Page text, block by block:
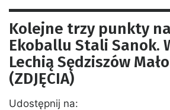
Kolejne trzy punkty
Ekoballu Stali Sanok.
Lechią Sędziszów
(ZDJĘCIA)
Udostępnij na: